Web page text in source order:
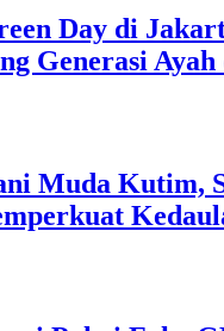
Day di
Generasi
Muda Kutim,